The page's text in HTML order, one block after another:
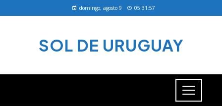
domingo, agosto 9 05:31:57
SOL DE URUGUAY